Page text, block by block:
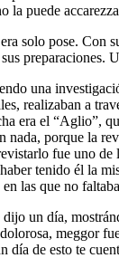
la puede
solo pose. Con
preparaciones.
una
realizaban a
era el “Aglio”,
porque la
fue uno
tenido él la
las que no
un día,
meggor
día de esto te